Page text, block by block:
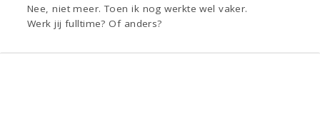
Nee, niet meer. Toen ik nog werkte wel vaker.
Werk jij fulltime? Of anders?